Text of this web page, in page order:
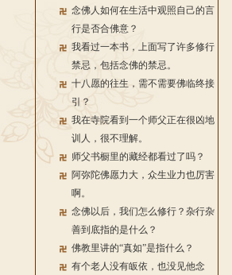
念佛人如何在生活中观照自己的言
行是否合佛意？
我看过一本书，上面写了许多修行
禁忌，包括念佛的禁忌。
十八愿的往生，需不需要佛临终接
引？
我在寺院看到一个师父正在很凶地
训人，很不理解。
师父书橱里的藏经都看过了吗？
阿弥陀佛愿力大，众生业力也厉害
啊。
念佛以后，我们怎么修行？杂行杂
善到底指的是什么？
佛教里讲的“真如”是指什么？
有个老人没有皈依，也没见他念